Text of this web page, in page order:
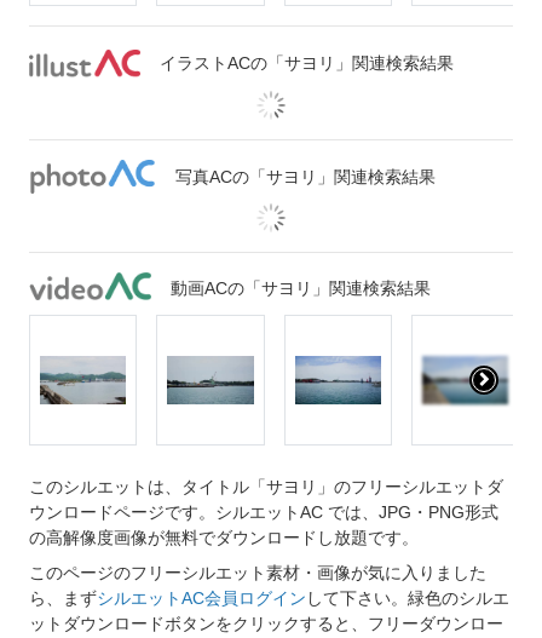
イラストACの「サヨリ」関連検索結果
写真ACの「サヨリ」関連検索結果
動画ACの「サヨリ」関連検索結果
このシルエットは、タイトル「サヨリ」のフリーシルエットダ
ウンロードページです。シルエットAC では、JPG・PNG形式
の高解像度画像が無料でダウンロードし放題です。
このページのフリーシルエット素材・画像が気に入りました
ら、まずシルエットAC会員ログイン して下さい。緑色のシルエ
ットダウンロードボタンをクリックすると、フリーダウンロー